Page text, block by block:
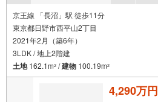
京王線 「長沼」駅 徒歩11分
東京都日野市西平山2丁目
2021年2月（築6年）
3LDK / 地上2階建
土地162.1m2 /建物 100.19m2
4,290万円